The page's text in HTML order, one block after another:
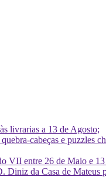
livrarias a 13 de Agosto;
cabeças e puzzles
VII entre 26 de Maio e
da Casa de Mateus